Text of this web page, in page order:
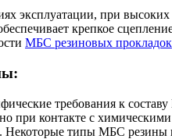
эксплуатации, при высоких
крепкое
МБС резиновых прокладок
требования к
при контакте с
типы МБС резины